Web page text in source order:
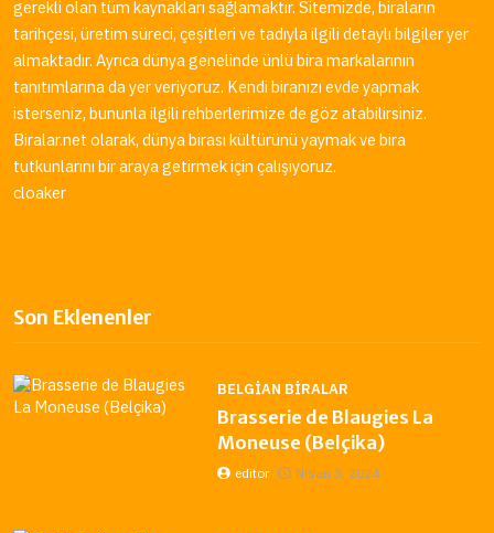
gerekli olan tüm kaynakları sağlamaktır. Sitemizde, biraların
tarihçesi, üretim süreci, çeşitleri ve tadıyla ilgili detaylı bilgiler yer
almaktadır. Ayrıca dünya genelinde ünlü bira markalarının
tanıtımlarına da yer veriyoruz. Kendi biranızı evde yapmak
isterseniz, bununla ilgili rehberlerimize de göz atabilirsiniz.
Biralar.net olarak, dünya birası kültürünü yaymak ve bira
tutkunlarını bir araya getirmek için çalışıyoruz.
cloaker
Son Eklenenler
BELGIAN BIRALAR
Brasserie de Blaugies La
Moneuse (Belçika)
editor Nisan 3, 2024